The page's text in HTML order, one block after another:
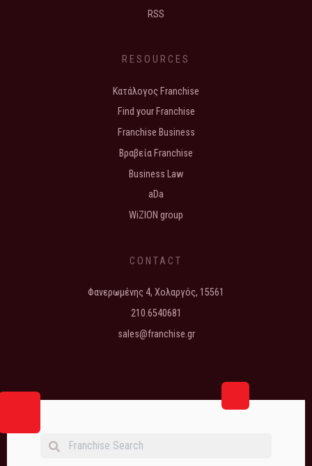
RSS
RESOURCES
Κατάλογος Franchise
Find your Franchise
Franchise Business
Βραβεία Franchise
Business Law
aDa
WiZION group
CONTACT
Φανερωμένης 4, Χολαργός, 15561
210.6540681
sales@franchise.gr